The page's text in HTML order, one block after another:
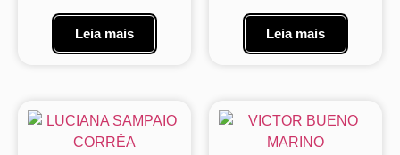
Leia mais Leia mais